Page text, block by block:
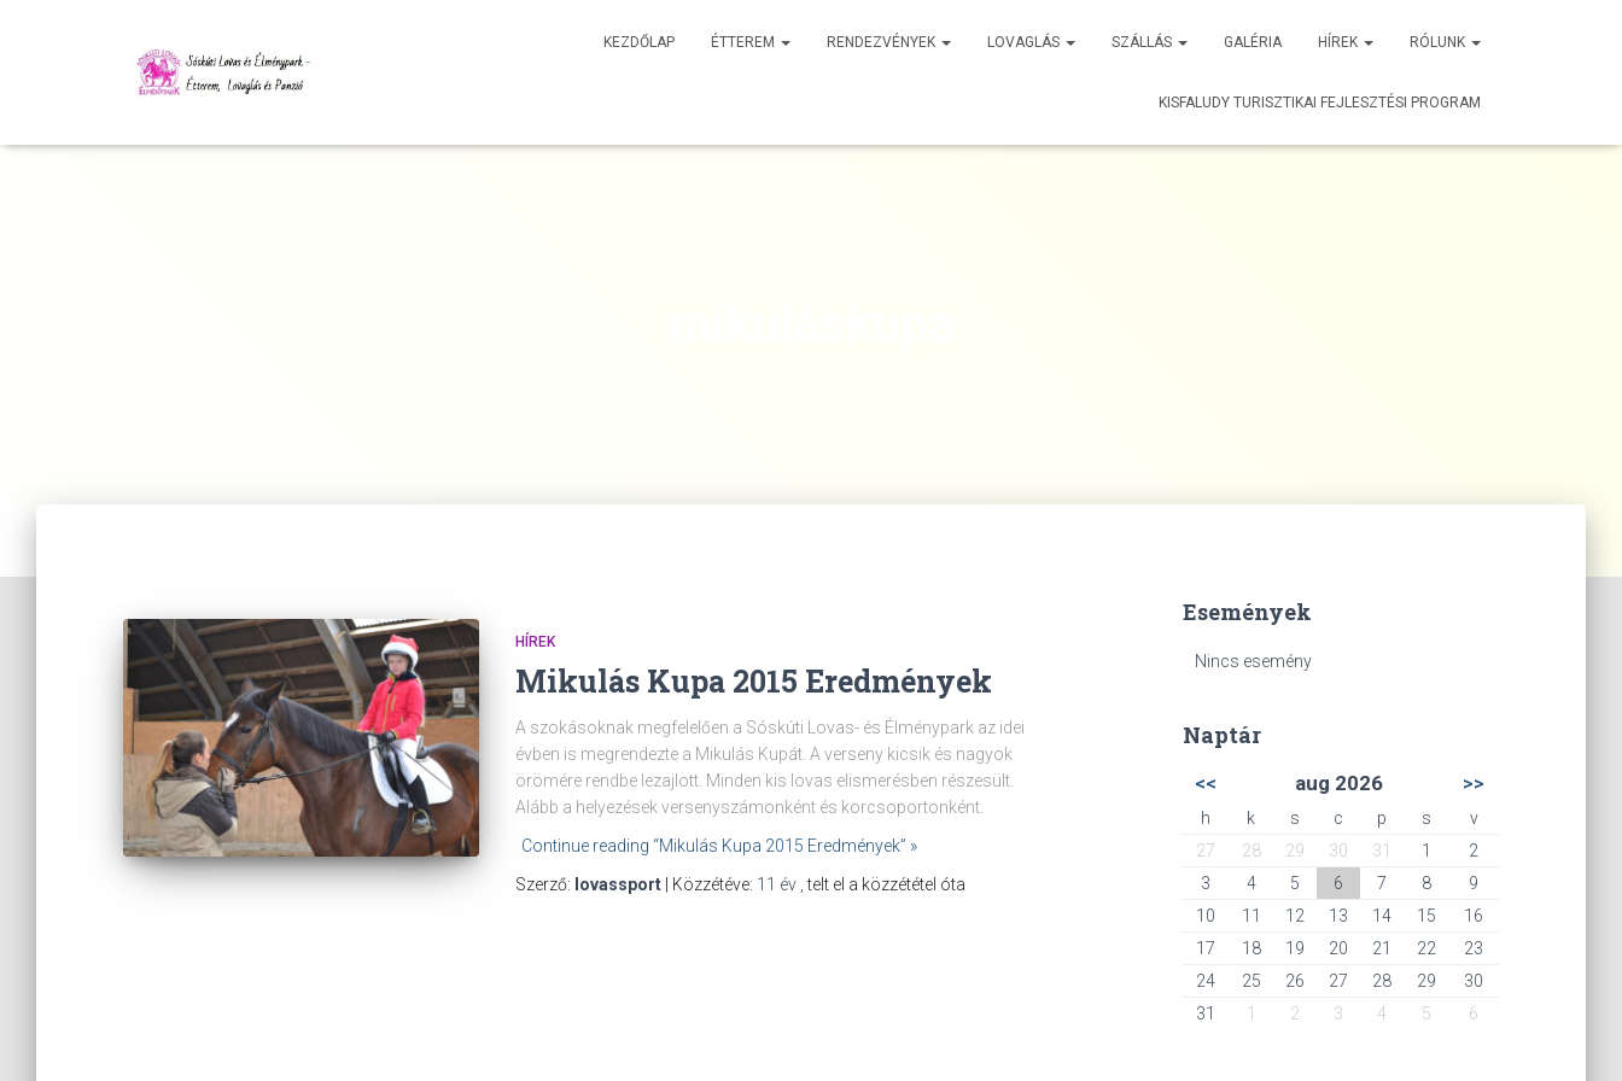
KEZDŐLAP ÉTTEREM RENDEZVÉNYEK LOVAGLÁS SZÁLLÁS GALÉRIA HÍREK RÓLUNK
KISFALUDY TURISZTIKAI FEJLESZTÉSI PROGRAM
HÍREK
Mikulás Kupa 2015 Eredmények
A szokásoknak megfelelően a Sóskúti Lovas- és Élménypark az idei
évben is megrendezte a Mikulás Kupát. A verseny kicsik és nagyok
örömére rendbe lezajlott. Minden kis lovas elismerésben részesült.
Alább a helyezések versenyszámonként és korcsoportonként.
Continue reading “Mikulás Kupa 2015 Eredmények” »
Szerző: lovassport | Közzétéve: 11 év ,telt el a közzététel óta
Események
Nincs esemény
Naptár
<< aug 2026 >>
h k s c p s
v
27
28 29 30 31 1
2
3
4 5 6 7 8
9
10
11 12 13 14 15
16
17
18 19 20 21 22
23
24
25 26 27 28 29
30
31
1 2 3 4 5 6